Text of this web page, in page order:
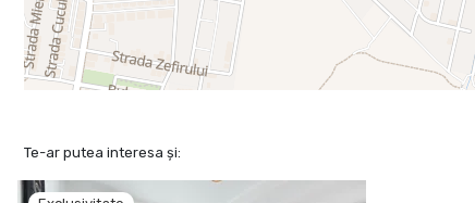
Te-ar putea interesa și: